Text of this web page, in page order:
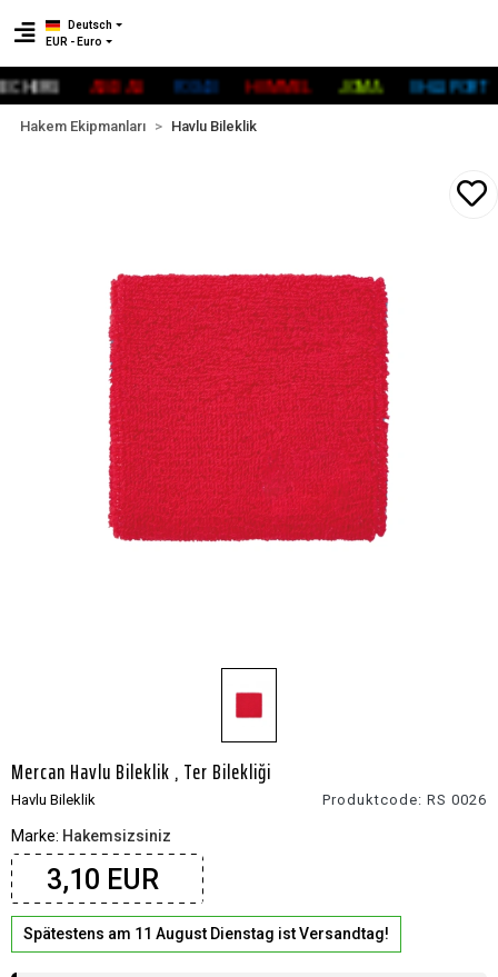
ADİDAS FOX40 HUMMEL JOMA UHLSPORT
Deutsch
EUR - Euro
Hakem Ekipmanları Havlu Bileklik
Mercan Havlu Bileklik , Ter Bilekliği
Havlu Bileklik Produktcode: RS 0026
Marke: Hakemsizsiniz
3,10 EUR
Spätestens am 11 August Dienstag ist Versandtag!